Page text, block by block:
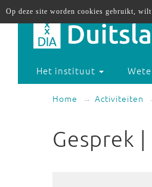
Het instituut
Home Activiteiten
Gesprek
Op deze site worden cookies gebruikt, wilt